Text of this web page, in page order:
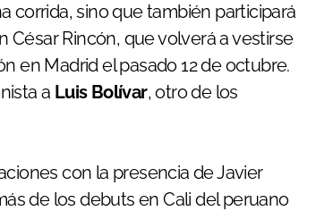
corrida, sino que también participará
César Rincón, que volverá a vestirse
en Madrid el pasado 12 de octubre.
a Luis Bolívar, otro de los
con la presencia de Javier
de los debuts en Cali del peruano